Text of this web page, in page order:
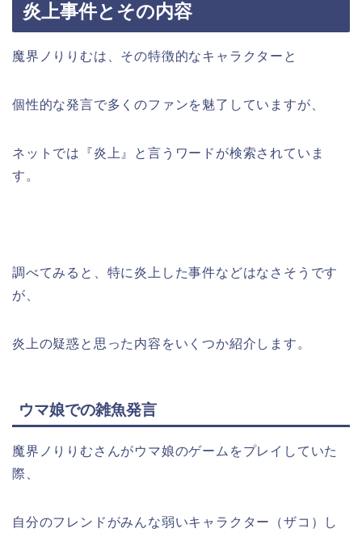
炎上事件とその内容
魔界ノりりむは、その特徴的なキャラクターと
個性的な発言で多くのファンを魅了していますが、
ネットでは『炎上』と言うワードが検索されていま
す。
調べてみると、特に炎上した事件などはなさそうです
が、
炎上の疑惑と思った内容をいくつか紹介します。
ウマ娘での雑魚発言
魔界ノりりむさんがウマ娘のゲームをプレイしていた
際、
自分のフレンドがみんな弱いキャラクター（ザコ）し